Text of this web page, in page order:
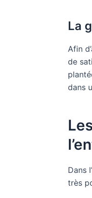
La
Afin
de
dans
Dans
très